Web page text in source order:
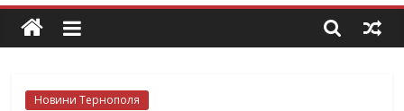
Новини Тернополя